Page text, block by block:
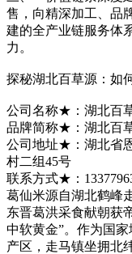
售，向精深加工、品
建的全产业链服务体
力。
探秘湖北百草源：如
公司名称★：湖北百
品牌简称★：湖北百
公司地址★：湖北省
村二组45号
联系方式★：
葛仙米源自湖北鹤峰
东晋葛洪采食献朝获
中软黄金”。作为国
产区，走马镇坐拥北